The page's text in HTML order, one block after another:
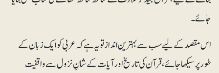
جائے۔
اس مقصد کے لیے سب سے بہترین انداز تو یہ ہے کہ عربی کو ایک زبان کے
طور پر سیکھا جائے، قرآن کی تاریخ اور آیا ت کے شانِ نزول سے واقفیت